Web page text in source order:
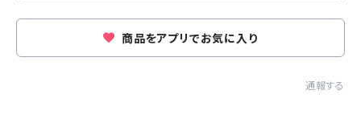
商品をアプリでお気に入り
通報する